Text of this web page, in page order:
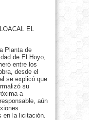
EL
Planta de
de El Hoyo,
entre los
desde el
se explicó que
su
a
aún
en la licitación.